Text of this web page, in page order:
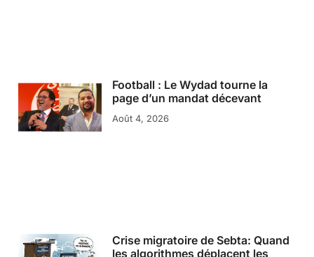
Football : Le Wydad tourne la
page d’un mandat décevant
Août 4, 2026
Crise migratoire de Sebta: Quand
les algorithmes déplacent les